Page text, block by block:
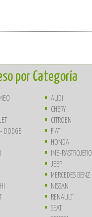
por Categoría
AUDI
CHERY
CITROEN
- DODGE
FIAT
HONDA
IME-RASTROJERO
JEEP
MERCEDES BENZ
NISSAN
RENAULT
SEAT